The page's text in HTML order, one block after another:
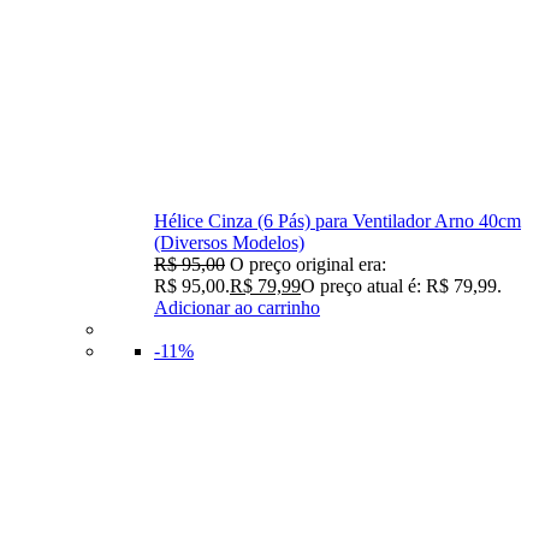
Hélice Cinza (6 Pás) para Ventilador Arno 40cm
(Diversos Modelos)
R$95,00 O preço original era:
R$ 95,00.R$ 79,99O preço atual é: R$ 79,99.
Adicionar ao carrinho
-11%